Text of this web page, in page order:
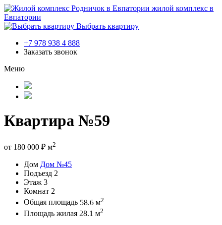
жилой комплекс в
Евпатории
Выбрать квартиру
+7 978 938 4 888
Заказать звонок
Меню
Квартира №59
от 180 000 ₽ м2
Дом Дом №45
Подъезд 2
Этаж 3
Комнат 2
Общая площадь 58.6 м2
Площадь жилая 28.1 м2